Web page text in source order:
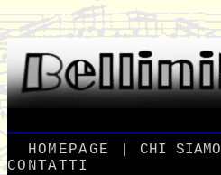
HOMEPAGE | CHI _SIAMO
CONTATTI